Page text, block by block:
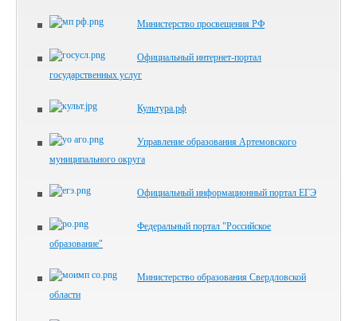
Министерство просвещения РФ
Официальный интернет-портал
государственных услуг
Культура.рф
Управление образования Артемовского
муниципального округа
Официальный информационный портал ЕГЭ
Федеральный портал "Российское
образование"
Министерство образования Свердловской
области